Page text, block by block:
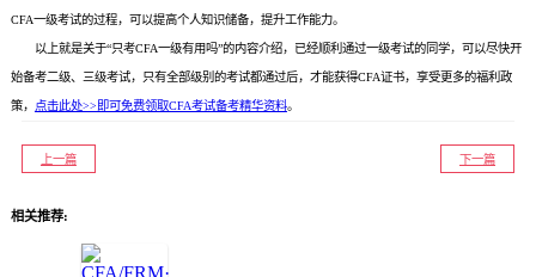
CFA一级考试的过程，可以提高个人知识储备，提升工作能力。
以上就是关于“只考CFA一级有用吗”的内容介绍，已经顺利通过一级考试的同学，可以尽快开
始备考二级、三级考试，只有全部级别的考试都通过后，才能获得CFA证书，享受更多的福利政
策， 点击此处>>即可免费领取CFA考试备考精华资料。
上一篇 下一篇
相关推荐: